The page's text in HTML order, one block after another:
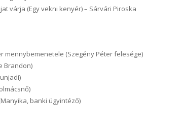
várja (Egy vekni kenyér) – Sárvári Piroska
mennybemenetele (Szegény Péter felesége)
Brandon)
banki ügyintéző)